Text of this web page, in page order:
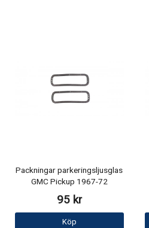
Packningar parkeringsljusglas
GMC Pickup 1967-72
95 kr
Köp